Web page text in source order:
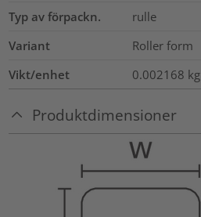
Typ av förpackn.
rulle
Variant
Roller form
Vikt/enhet
0.002168 kg
Produktdimensioner